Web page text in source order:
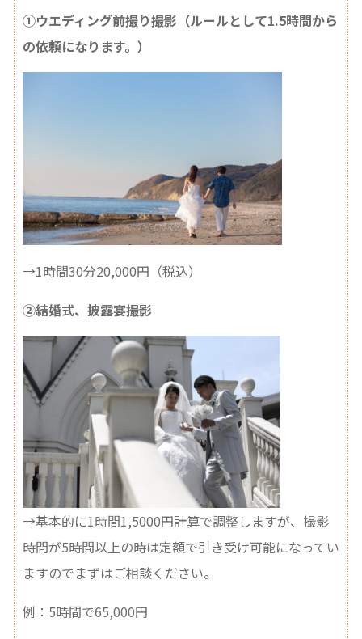
①ウエディング前撮り撮影（ルールとして1.5時間から
の依頼になります。）
→1時間30分20,000円（税込）
②結婚式、披露宴撮影
→基本的に1時間1,5000円計算で調整しますが、撮影
時間が5時間以上の時は定額で引き受け可能になってい
ますのでまずはご相談ください。
例：5時間で65,000円